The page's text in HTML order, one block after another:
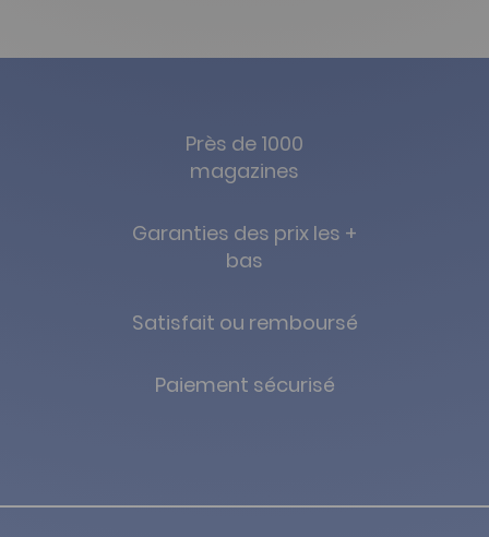
Près de 1000
magazines
Garanties des prix les +
bas
Satisfait ou remboursé
Paiement sécurisé